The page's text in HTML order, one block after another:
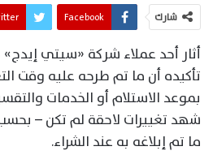
شارك Facebook
أثار أحد عملاء شركة «سيتي إيدج»
تأكيده أن ما تم طرحه عليه وقت
بموعد الاستلام أو الخدمات
شهد تغييرات لاحقة لم تكن –
ما تم إبلاغه به عند الشراء.